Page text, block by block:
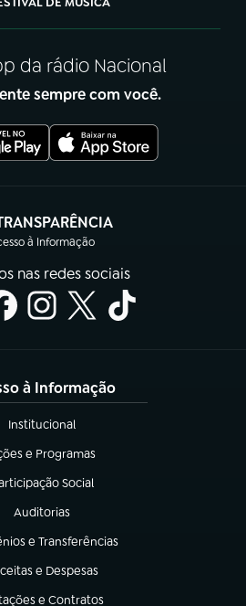
da rádio Nacional
sempre com você.
à Informação
(abre em nova aba)
nas redes sociais
à Informação
Institucional
(abre em nova aba)
e Programas
em nova aba)
Social
em nova aba)
Auditorias
(abre em nova aba)
e Transferências
nova aba)
e Despesas
em nova aba)
e Contratos